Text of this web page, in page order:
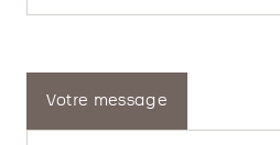
Votre message